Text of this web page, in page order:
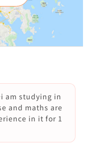
am studying in
and maths are
in it for 1